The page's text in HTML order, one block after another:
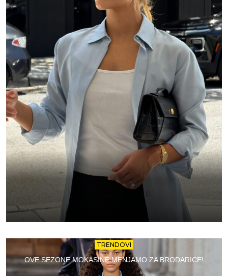
TRENDOVI
OVE SEZONE MOKASINE MENJAMO ZA BRODARICE!